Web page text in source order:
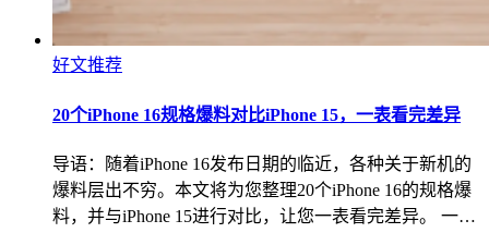
好文推荐
20个iPhone 16规格爆料对比iPhone 15，一表看完差异
导语：随着iPhone 16发布日期的临近，各种关于新机的
爆料层出不穷。本文将为您整理20个iPhone 16的规格爆
料，并与iPhone 15进行对比，让您一表看完差异。 一…